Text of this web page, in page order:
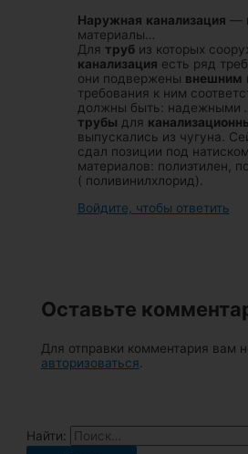
Наружная канализация —
материалы…
Для трубиз которых
канализация есть ряд
они подвержены внешним
требования к ним
должны быть: надежными
трубы для
выпускались из чугуна.
сдал позиции под
материалов: полиэтилен,
( поливинилхлорид).
Войдите, чтобы ответить
Оставьте
Для отправки комментария вам
авторизоваться
Найти: